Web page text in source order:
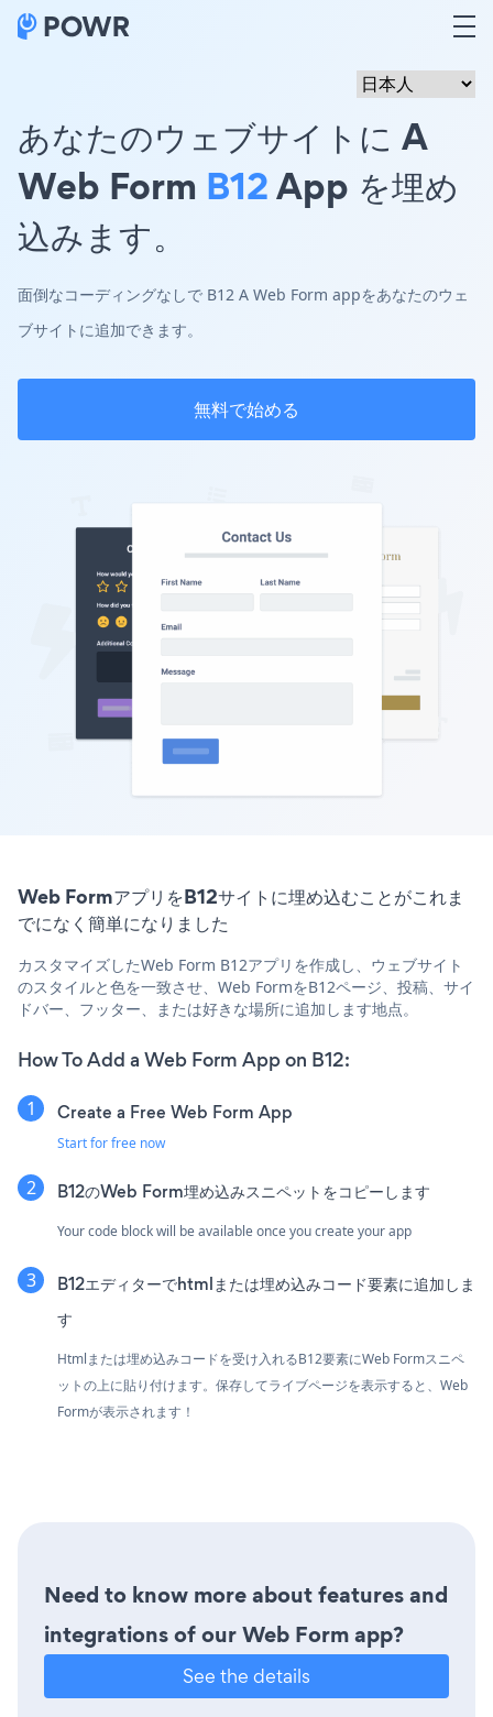
あなたのウェブサイトに A
Web Form B12App を埋め
込みます。
面倒なコーディングなしで B12 A Web Form appをあなたのウェ
ブサイトに追加できます。
無料で始める
Web FormアプリをB12サイトに埋め込むことがこれま
でになく簡単になりました
カスタマイズしたWeb Form B12アプリを作成し、ウェブサイト
のスタイルと色を一致させ、Web FormをB12ページ、投稿、サイ
ドバー、フッター、または好きな場所に追加します地点。
How To Add a Web Form App on B12:
Create a Free Web Form App
Start for free now
B12のWeb Form埋め込みスニペットをコピーします
Your code block will be available once you create your app
B12エディターでhtmlまたは埋め込みコード要素に追加しま
す
Htmlまたは埋め込みコードを受け入れるB12要素にWeb Formスニペ
ットの上に貼り付けます。保存してライブページを表示すると、Web
Formが表示されます！
Need to know more about features and
integrations of our Web Form app?
See the details